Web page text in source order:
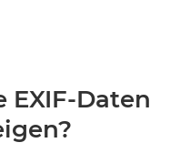
Daten